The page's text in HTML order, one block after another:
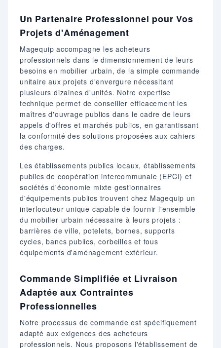
Un Partenaire Professionnel pour Vos
Projets d'Aménagement
Magequip accompagne les acheteurs
professionnels dans le dimensionnement de leurs
besoins en mobilier urbain, de la simple commande
unitaire aux projets d'envergure nécessitant
plusieurs dizaines d'unités. Notre expertise
technique permet de conseiller efficacement les
maîtres d'ouvrage publics dans le cadre de leurs
appels d'offres et marchés publics, en garantissant
la conformité des solutions proposées aux cahiers
des charges.
Les établissements publics locaux, établissements
publics de coopération intercommunale (EPCI) et
sociétés d'économie mixte gestionnaires
d'équipements publics trouvent chez Magequip un
interlocuteur unique capable de fournir l'ensemble
du mobilier urbain nécessaire à leurs projets :
barrières de ville, potelets, bornes, supports
cycles, bancs publics, corbeilles et tous
équipements d'aménagement extérieur.
Commande Simplifiée et Livraison
Adaptée aux Contraintes
Professionnelles
Notre processus de commande est spécifiquement
adapté aux exigences des acheteurs
professionnels. Nous proposons l'établissement de